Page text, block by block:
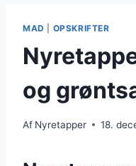
MAD OPSKRIFTER
og
Af Nyretapper 18.